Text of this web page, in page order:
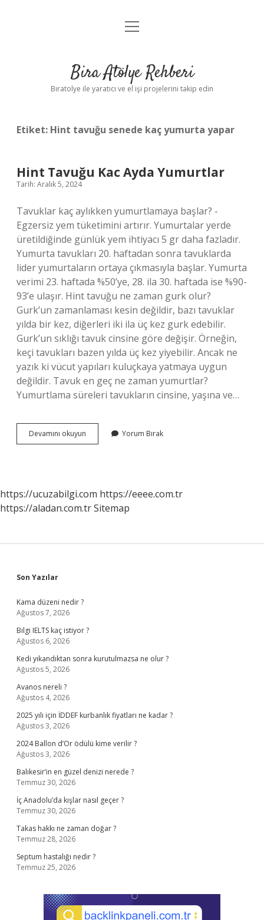
Anasayfa
Yasal Uyarı
menüyü
Bira Atölye Rehberi
Biratolye ile yaratıcı ve el işi projelerini takip edin
Etiket: Hint tavuğu senede kaç yumurta yapar
Hint Tavuğu Kac Ayda Yumurtlar
Tarih: Aralık 5, 2024
Tavuklar kaç aylıkken yumurtlamaya başlar? -
Egzersiz yem tüketimini artırır. Yumurtalar yerde
üretildiğinde günlük yem ihtiyacı 5 gr daha fazladır.
Yumurta tavukları 20. haftadan sonra tavuklarda
lider yumurtaların ortaya çıkmasıyla başlar. Yumurta
verimi 23. haftada %50’ye, 28. ila 30. haftada ise %90-
93’e ulaşır. Hint tavuğu ne zaman gurk olur?
Gurk’un zamanlaması kesin değildir, bazı tavuklar
yılda bir kez, diğerleri iki ila üç kez gurk edebilir.
Gurk’un sıklığı tavuk cinsine göre değişir. Örneğin,
keçi tavukları bazen yılda üç kez yiyebilir. Ancak ne
yazık ki vücut yapıları kuluçkaya yatmaya uygun
değildir. Tavuk en geç ne zaman yumurtlar?
Yumurtlama süreleri tavukların cinsine, yaşına ve…
Devamını okuyun
Tavuğu
Yorum Bırak
https://ucuzabilgi.com https://eeee.com.tr
https://aladan.com.trSitemap
Sidebar
Son Yazılar
Kama düzeni nedir ?
Ağustos 7, 2026
Bilgi IELTS kaç istiyor ?
Ağustos 6, 2026
Kedi yıkandıktan sonra kurutulmazsa ne olur ?
Ağustos 5, 2026
Avanos nereli ?
Ağustos 4, 2026
2025 yılı için İDDEF kurbanlık fiyatları ne kadar ?
Ağustos 3, 2026
2024 Ballon d’Or ödülü kime verilir ?
Ağustos 3, 2026
Balıkesir’in en güzel denizi nerede ?
Temmuz 30, 2026
İç Anadolu’da kışlar nasıl geçer ?
Temmuz 30, 2026
Takas hakkı ne zaman doğar ?
Temmuz 28, 2026
Septum hastalığı nedir ?
Temmuz 25, 2026